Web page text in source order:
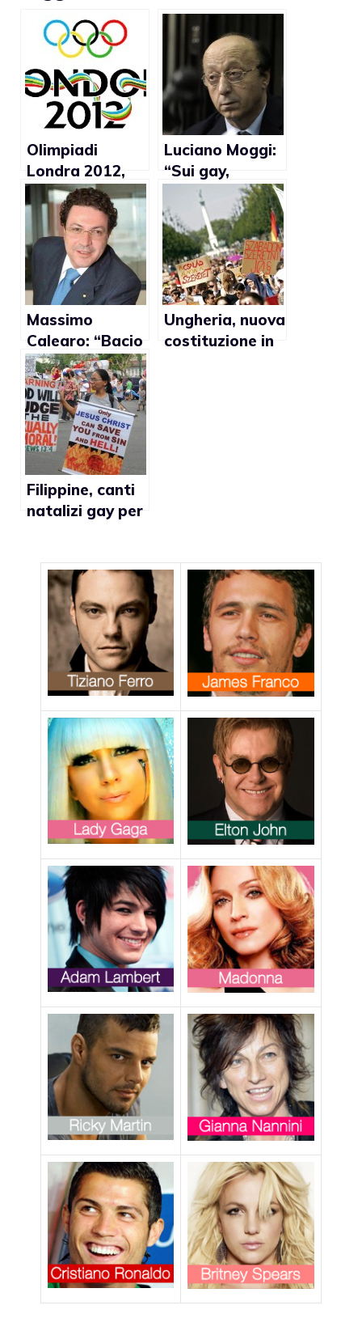
Olimpiadi
Londra 2012,
protesta contro
i paesi anti-gay
partecipanti
alle gare
Luciano Moggi:
“Sui gay,
Prandelli ha
sbagliato”
Massimo
Calearo: “Bacio
gay mi fa
schifo”
Ungheria, nuova
costituzione in
Filippine, canti
natalizi gay per